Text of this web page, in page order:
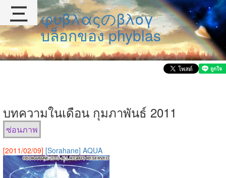
φυβλαςのβλογ
บล็อกของ phyblas
บทความในเดือน กุมภาพันธ์ 2011
ซ่อนภาพ
[2011/02/09] [Sorahane] AQUA
三